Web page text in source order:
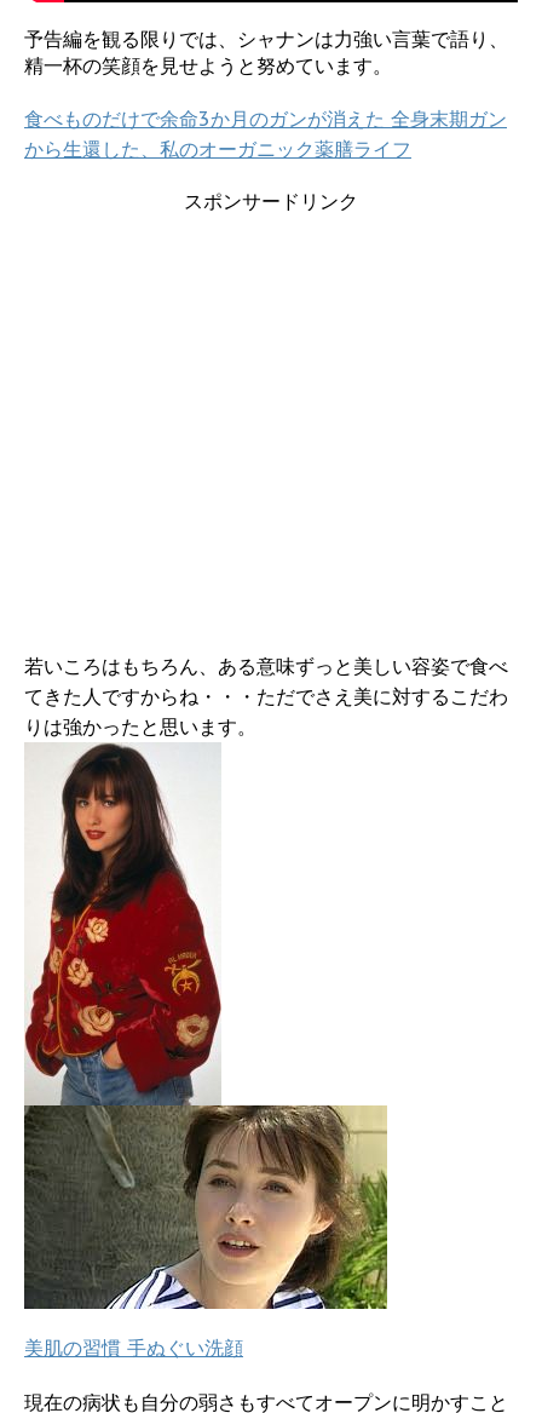
予告編を観る限りでは、シャナンは力強い言葉で語り、
精一杯の笑顔を見せようと努めています。
食べものだけで余命3か月のガンが消えた 全身末期ガン
から生還した、私のオーガニック薬膳ライフ
スポンサードリンク
若いころはもちろん、ある意味ずっと美しい容姿で食べ
てきた人ですからね・・・ただでさえ美に対するこだわ
りは強かったと思います。
美肌の習慣 手ぬぐい洗顔
現在の病状も自分の弱さもすべてオープンに明かすこと